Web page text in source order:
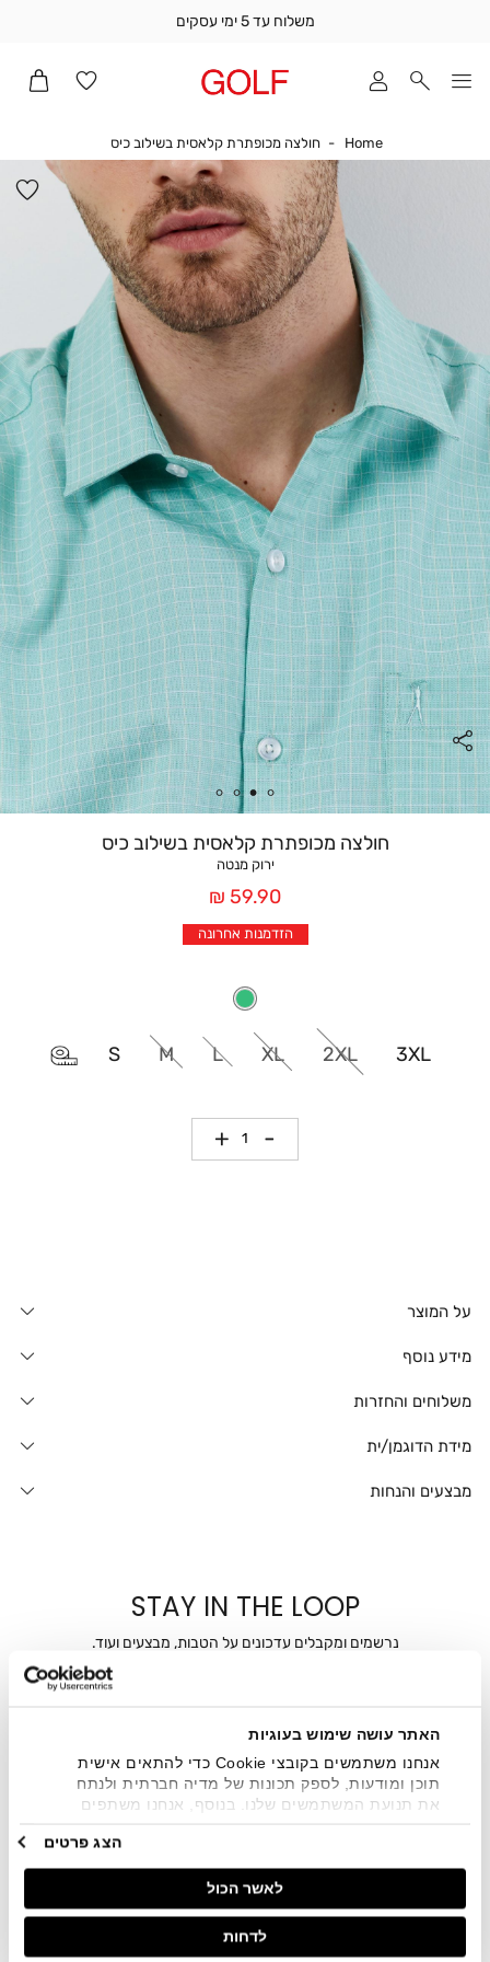
האתר עושה שימוש בעוגיות
אנחנו משתמשים בקובצי Cookie כדי להתאים אישית
תוכן ומודעות, לספק תכונות של מדיה חברתית ולנתח
את תנועת המשתמשים שלנו. בנוסף, אנחנו משתפים
מתחומי המדיה החברתית, הפרסום וניתוח הנתונים.
גורמים אלה עשויים לשלב את הנתונים האלה עם מידע
אחר שסיפקתם או שהם אספו בעקבות השימוש שעשיתם
בשירותים שלהם.
הצג פרטים
לאשר הכול
לדחות
מכירה
משלוח עד 5 ימי עסקים
Home
Homeחולצה מכופתרת קלאסית בשילוב כיס
חולצה מכופתרת קלאסית בשילוב כיס
ירוק מנטה
מחיר
אחרי
הנחה
59.90 ₪
הזדמנות אחרונה
S M L XL 2XL 3XL
כמות
על המוצר
מידע נוסף
משלוחים והחזרות
מידת הדוגמן/ית
מבצעים והנחות
STAY IN THE LOOP
נרשמים ומקבלים עדכונים על הטבות, מבצעים ועוד.
אני מאשר/ת ומסכימ/ה לקבלת דיוור ישיר, הודעות ופרסומים
שיווקיים בכלל פרטי הקשר המצויים בידי החברה ובכלל זה דוא"ל
SMS ועוד. המידע ייאסף בהתאם למדיניות הפרטיות של החברה.
" צפייה במדיניות הפרטיות ".
חנויות